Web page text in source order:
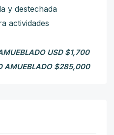
y destechada
actividades
USD $1,700
AMUEBLADO $285,000